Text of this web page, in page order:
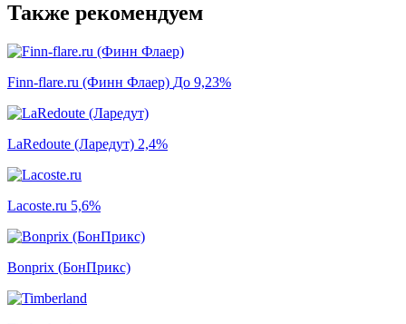
Также рекомендуем
Finn-flare.ru (Финн Флаер) До 9,23%
LaRedoute (Ларедут) 2,4%
Lacoste.ru 5,6%
Bonprix (БонПрикс)